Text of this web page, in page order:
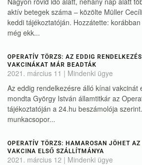
aktív betegek száma – közölte Müller
keddi tájékoztatóján. Hozzátette:
még ekk...
OPERATÍV TÖRZS: AZ EDDIG
VAKCINÁKAT MÁR BEADTÁK
2021. március 11 | Mindenki ügye
Az eddig rendelkezésre álló kínai vakcinát
mondta György István államtitkár az
tájékoztatóján a 24.hu beszámolója
munkacsopor...
OPERATÍV TÖRZS: HAMAROSAN JÖHET AZ
VAKCINA ELSŐ SZÁLLÍTMÁNYA
2021. március 12 | Mindenki ügye